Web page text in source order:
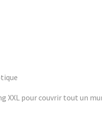
XXL pour couvrir tout un